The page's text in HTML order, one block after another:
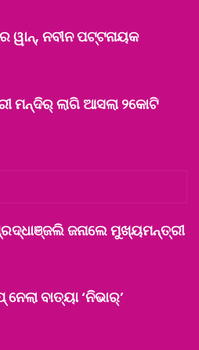
ୱାନ୍‌, ନବୀନ ପଟ୍ଟନାୟକ
ମନ୍ଦିର୍‌ ଲାଗି ଆସଲା ୨କୋଟି
ଜନାଲେ ମୁଖ୍ୟମନ୍ତ୍ରୀ
ବାତ୍ୟା ‘ନିଭାର୍‌’